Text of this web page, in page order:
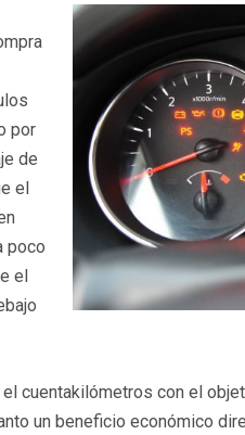
por
de
el
poco
el
cuentakilómetros con el
un beneficio económico